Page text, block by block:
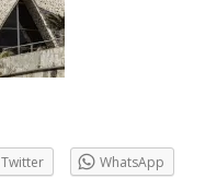
Twitter WhatsApp